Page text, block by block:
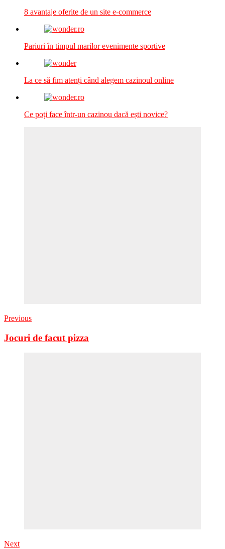
8 avantaje oferite de un site e-commerce
Pariuri în timpul marilor evenimente sportive
La ce să fim atenți când alegem cazinoul online
Ce poți face într-un cazinou dacă ești novice?
Previous
Jocuri de facut pizza
Next